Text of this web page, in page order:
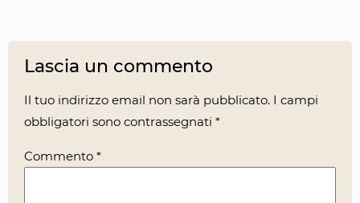
Lascia un commento
Il tuo indirizzo email non sarà pubblicato. I campi
obbligatori sono contrassegnati *
Commento *